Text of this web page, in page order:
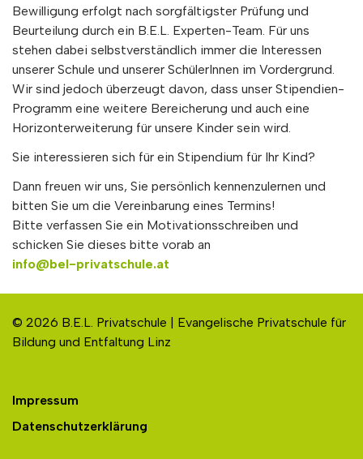
Bewilligung erfolgt nach sorgfältigster Prüfung und
Beurteilung durch ein B.E.L. Experten-Team. Für uns
stehen dabei selbstverständlich immer die Interessen
unserer Schule und unserer SchülerInnen im Vordergrund.
Wir sind jedoch überzeugt davon, dass unser Stipendien-
Programm eine weitere Bereicherung und auch eine
Horizonterweiterung für unsere Kinder sein wird.
Sie interessieren sich für ein Stipendium für Ihr Kind?
Dann freuen wir uns, Sie persönlich kennenzulernen und
bitten Sie um die Vereinbarung eines Termins!
Bitte verfassen Sie ein Motivationsschreiben und
schicken Sie dieses bitte vorab an
info@bel-privatschule.at
© 2026 B.E.L. Privatschule | Evangelische Privatschule für
Bildung und Entfaltung Linz
Impressum
Datenschutzerklärung